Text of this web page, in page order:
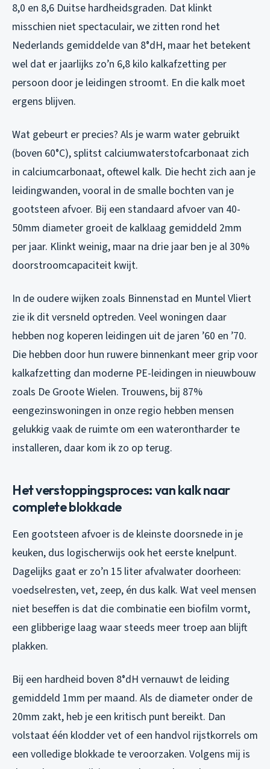
8,0 en 8,6 Duitse hardheidsgraden. Dat klinkt
misschien niet spectaculair, we zitten rond het
Nederlands gemiddelde van 8°dH, maar het betekent
wel dat er jaarlijks zo’n 6,8 kilo kalkafzetting per
persoon door je leidingen stroomt. En die kalk moet
ergens blijven.
Wat gebeurt er precies? Als je warm water gebruikt
(boven 60°C), splitst calciumwaterstofcarbonaat zich
in calciumcarbonaat, oftewel kalk. Die hecht zich aan je
leidingwanden, vooral in de smalle bochten van je
gootsteen afvoer. Bij een standaard afvoer van 40-
50mm diameter groeit de kalklaag gemiddeld 2mm
per jaar. Klinkt weinig, maar na drie jaar ben je al 30%
doorstroomcapaciteit kwijt.
In de oudere wijken zoals Binnenstad en Muntel Vliert
zie ik dit versneld optreden. Veel woningen daar
hebben nog koperen leidingen uit de jaren ’60 en ’70.
Die hebben door hun ruwere binnenkant meer grip voor
kalkafzetting dan moderne PE-leidingen in nieuwbouw
zoals De Groote Wielen. Trouwens, bij 87%
eengezinswoningen in onze regio hebben mensen
gelukkig vaak de ruimte om een waterontharder te
installeren, daar kom ik zo op terug.
Het verstoppingsproces: van kalk naar
complete blokkade
Een gootsteen afvoer is de kleinste doorsnede in je
keuken, dus logischerwijs ook het eerste knelpunt.
Dagelijks gaat er zo’n 15 liter afvalwater doorheen:
voedselresten, vet, zeep, én dus kalk. Wat veel mensen
niet beseffen is dat die combinatie een biofilm vormt,
een glibberige laag waar steeds meer troep aan blijft
plakken.
Bij een hardheid boven 8°dH vernauwt de leiding
gemiddeld 1mm per maand. Als de diameter onder de
20mm zakt, heb je een kritisch punt bereikt. Dan
volstaat één klodder vet of een handvol rijstkorrels om
een volledige blokkade te veroorzaken. Volgens mij is